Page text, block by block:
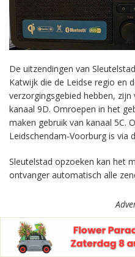
De uitzendingen van
Katwijk die de Leidse regio en
verzorgingsgebied hebben,
kanaal 9D. Omroepen in het
maken gebruik van kanaal 5C.
Leidschendam-Voorburg is via
Sleutelstad opzoeken kan het
ontvanger automatisch alle